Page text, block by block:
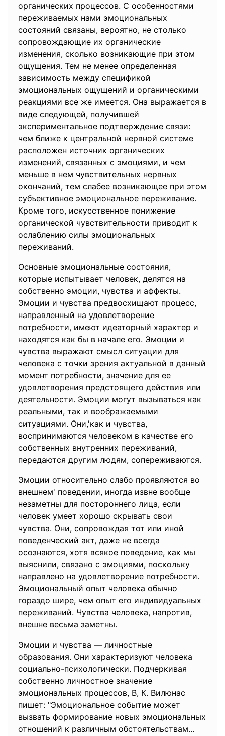
органических процессов. С особенностями
переживаемых нами эмоциональных
состояний связаны, вероятно, не столько
сопровождающие их органические
изменения, сколько возникающие при этом
ощущения. Тем не менее определенная
зависимость между спецификой
эмоциональных ощущений и органическими
реакциями все же имеется. Она выражается в
виде следующей, получившей
экспериментальное подтверждение связи:
чем ближе к центральной нервной системе
расположен источник органических
изменений, связанных с эмоциями, и чем
меньше в нем чувствительных нервных
окончаний, тем слабее возникающее при этом
субъективное эмоциональное переживание.
Кроме того, искусственное понижение
органической чувствительности приводит к
ослаблению силы эмоциональных
переживаний.
Основные эмоциональные состояния,
которые испытывает человек, делятся на
собственно эмоции, чувства и аффекты.
Эмоции и чувства предвосхищают процесс,
направленный на удовлетворение
потребности, имеют идеаторный характер и
находятся как бы в начале его. Эмоции и
чувства выражают смысл ситуации для
человека с точки зрения актуальной в данный
момент потребности, значение для ее
удовлетворения предстоящего действия или
деятельности. Эмоции могут вызываться как
реальными, так и воображаемыми
ситуациями. Они,'как и чувства,
воспринимаются человеком в качестве его
собственных внутренних переживаний,
передаются другим людям, сопереживаются.
Эмоции относительно слабо проявляются во
внешнем' поведении, иногда извне вообще
незаметны для постороннего лица, если
человек умеет хорошо скрывать свои
чувства. Они, сопровождая тот или иной
поведенческий акт, даже не всегда
осознаются, хотя всякое поведение, как мы
выяснили, связано с эмоциями, поскольку
направлено на удовлетворение потребности.
Эмоциональный опыт человека обычно
гораздо шире, чем опыт его индивидуальных
переживаний. Чувства человека, напротив,
внешне весьма заметны.
Эмоции и чувства — личностные
образования. Они характеризуют человека
социально-психологически. Подчеркивая
собственно личностное значение
эмоциональных процессов, В, К. Вилюнас
пишет: "Эмоциональное событие может
вызвать формирование новых эмоциональных
отношений к различным обстоятельствам...